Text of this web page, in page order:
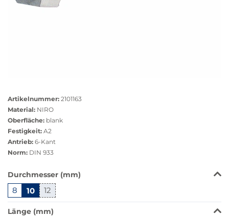
anzeigen
Artikelnummer: 2101163
Material: NIRO
Oberfläche: blank
Festigkeit: A2
Antrieb: 6-Kant
Norm: DIN 933
Das
ist
in
dieser
Durchmesser (mm)
8 10 12
Länge (mm)